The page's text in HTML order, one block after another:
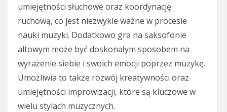
umiejętności słuchowe oraz koordynację
ruchową, co jest niezwykle ważne w procesie
nauki muzyki. Dodatkowo gra na saksofonie
altowym może być doskonałym sposobem na
wyrażenie siebie i swoich emocji poprzez muzykę.
Umożliwia to także rozwój kreatywności oraz
umiejętności improwizacji, które są kluczowe w
wielu stylach muzycznych.